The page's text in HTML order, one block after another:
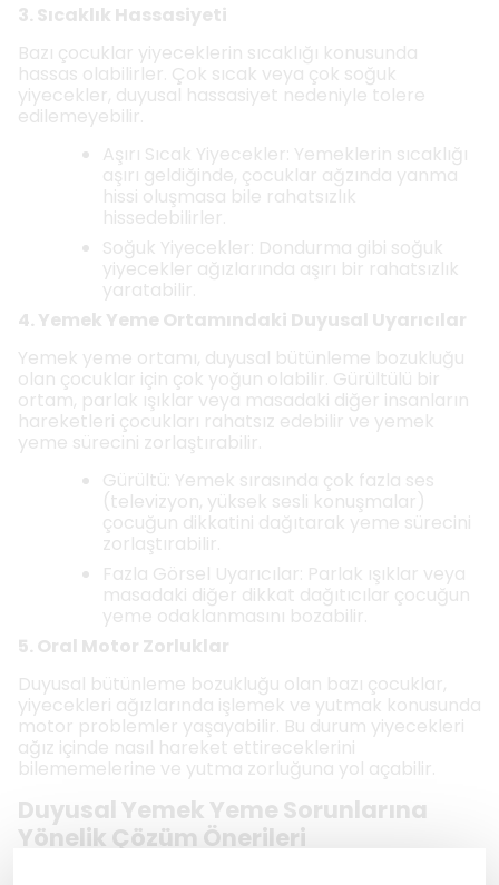
3. Sıcaklık Hassasiyeti
Bazı çocuklar yiyeceklerin sıcaklığı konusunda
hassas olabilirler. Çok sıcak veya çok soğuk
yiyecekler, duyusal hassasiyet nedeniyle tolere
edilemeyebilir.
Aşırı Sıcak Yiyecekler: Yemeklerin sıcaklığı
aşırı geldiğinde, çocuklar ağzında yanma
hissi oluşmasa bile rahatsızlık
hissedebilirler.
Soğuk Yiyecekler: Dondurma gibi soğuk
yiyecekler ağızlarında aşırı bir rahatsızlık
yaratabilir.
4. Yemek Yeme Ortamındaki Duyusal Uyarıcılar
Yemek yeme ortamı, duyusal bütünleme bozukluğu
olan çocuklar için çok yoğun olabilir. Gürültülü bir
ortam, parlak ışıklar veya masadaki diğer insanların
hareketleri çocukları rahatsız edebilir ve yemek
yeme sürecini zorlaştırabilir.
Gürültü: Yemek sırasında çok fazla ses
(televizyon, yüksek sesli konuşmalar)
çocuğun dikkatini dağıtarak yeme sürecini
zorlaştırabilir.
Fazla Görsel Uyarıcılar: Parlak ışıklar veya
masadaki diğer dikkat dağıtıcılar çocuğun
yeme odaklanmasını bozabilir.
5. Oral Motor Zorluklar
Duyusal bütünleme bozukluğu olan bazı çocuklar,
yiyecekleri ağızlarında işlemek ve yutmak konusunda
motor problemler yaşayabilir. Bu durum yiyecekleri
ağız içinde nasıl hareket ettireceklerini
bilememelerine ve yutma zorluğuna yol açabilir.
Duyusal Yemek Yeme Sorunlarına
Yönelik Çözüm Önerileri